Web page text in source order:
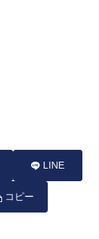
LINE
コピー